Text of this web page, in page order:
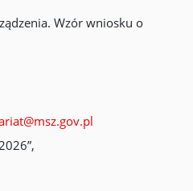
Wzór wniosku o